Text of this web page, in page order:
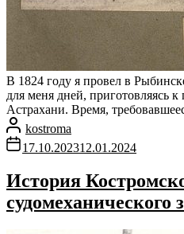
В 1824 году я провел в
для меня дней, приготовляясь
Астрахани. Время,
kostroma
17.10.202312.01.2024
История
судомеханического